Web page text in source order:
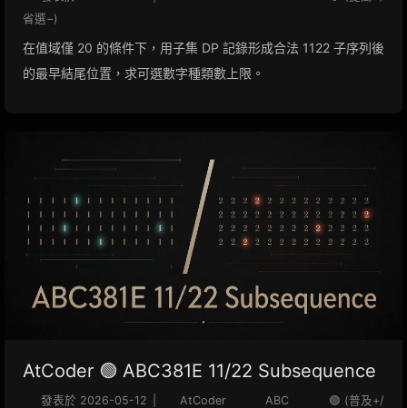
省選−)
在值域僅 20 的條件下，用子集 DP 記錄形成合法 1122 子序列後
的最早結尾位置，求可選數字種類數上限。
AtCoder 🟢 ABC381E 11/22 Subsequence
發表於 2026-05-12 AtCoder ABC
🟢 (普及+/